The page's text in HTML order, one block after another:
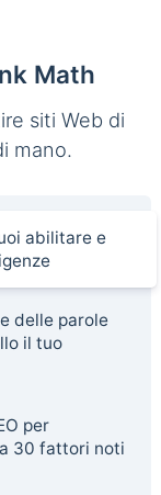
Math
siti Web di
mano.
abilitare e
delle parole
il tuo
per
30 fattori noti